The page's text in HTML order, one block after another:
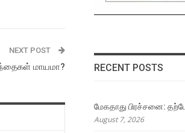
NEXT POST
மாயமா? RECENT POSTS
மேகதாது பிரச்சனை:
August 7, 2026